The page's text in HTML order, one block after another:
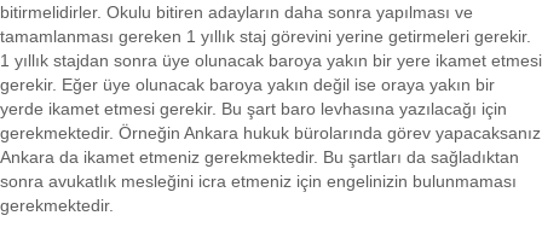
bitirmelidirler. Okulu bitiren adayların daha sonra yapılması ve
tamamlanması gereken 1 yıllık staj görevini yerine getirmeleri gerekir.
1 yıllık stajdan sonra üye olunacak baroya yakın bir yere ikamet etmesi
gerekir. Eğer üye olunacak baroya yakın değil ise oraya yakın bir
yerde ikamet etmesi gerekir. Bu şart baro levhasına yazılacağı için
gerekmektedir. Örneğin Ankara hukuk bürolarında görev yapacaksanız
Ankara da ikamet etmeniz gerekmektedir. Bu şartları da sağladıktan
sonra avukatlık mesleğini icra etmeniz için engelinizin bulunmaması
gerekmektedir.